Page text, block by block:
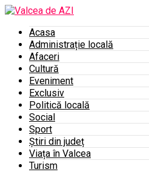
Acasa
Administrație locală
Afaceri
Cultură
Eveniment
Exclusiv
Politică locală
Social
Sport
Știri din județ
Viața în Valcea
Turism